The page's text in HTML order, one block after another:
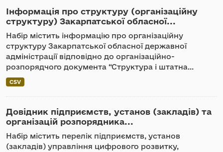
Інформація про структуру (організаційну
структуру) Закарпатської обласної...
Набір містить інформацію про організаційну
структуру Закарпатської обласної державної
адміністрації відповідно до організаційно-
розпорядчого документа “Структура і штатна...
CSV
Довідник підприємств, установ (закладів) та
організацій розпорядника...
Набір містить перелік підприємств, установ
(закладів) управління цифрового розвитку,